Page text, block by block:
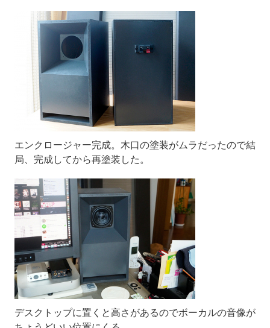
エンクロージャー完成。木口の塗装がムラだったので結
局、完成してから再塗装した。
デスクトップに置くと高さがあるのでボーカルの音像が